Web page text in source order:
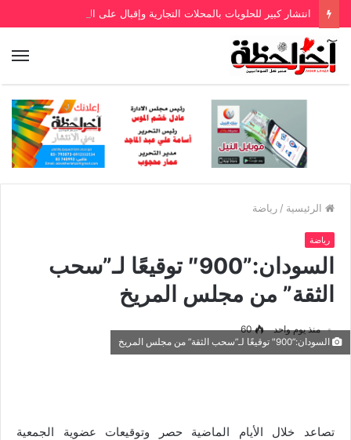
انتشار كبير للحلويات بالمحلات التجارية وإقبال على الشراء
الرئيسية / رياضة
رياضة
السودان:”900″ توقيعًا لـ”سحب
الثقة” من مجلس المريخ
منذ يوم واحد 60
السودان:”900″ توقيعًا لـ”سحب الثقة” من مجلس المريخ
تصاعد خلال الأيام الماضية حصر وتوقيعات عضوية الجمعية